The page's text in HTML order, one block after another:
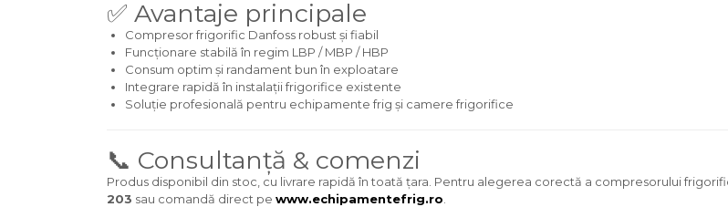
✅ Avantaje principale
Compresor frigorific Danfoss robust și fiabil
Funcționare stabilă în regim LBP / MBP / HBP
Consum optim și randament bun în exploatare
Integrare rapidă în instalații frigorifice existente
Soluție profesională pentru echipamente frig și camere frigorifice
📞 Consultanță & comenzi
Produs disponibil din stoc, cu livrare rapidă în toată țara. Pentru alegerea corectă a compresorului
203 sau comandă direct pe www.echipamentefrig.ro